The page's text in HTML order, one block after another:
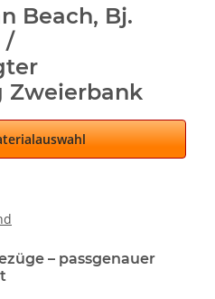
Beach, Bj.
/
Zweierbank
– passgenauer